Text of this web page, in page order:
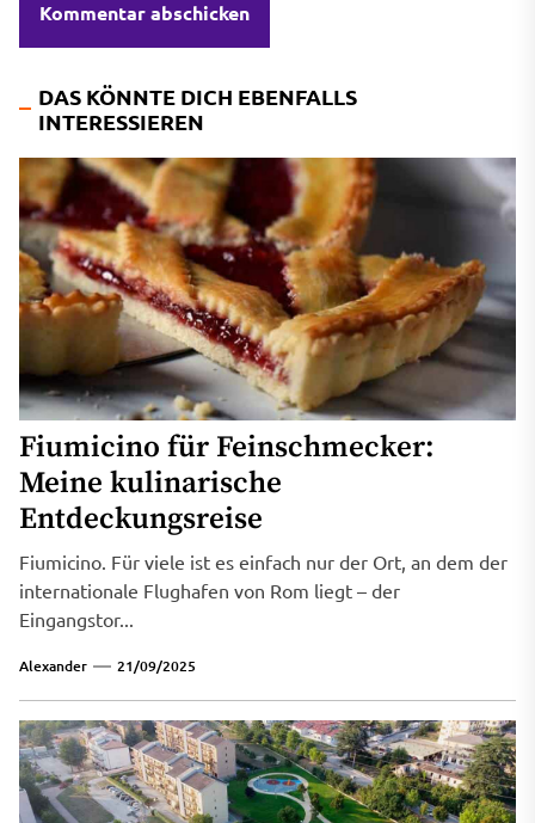
DAS KÖNNTE DICH EBENFALLS
INTERESSIEREN
Fiumicino für Feinschmecker:
Meine kulinarische
Entdeckungsreise
Fiumicino. Für viele ist es einfach nur der Ort, an dem der
internationale Flughafen von Rom liegt – der
Eingangstor...
Alexander 21/09/2025